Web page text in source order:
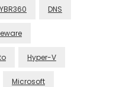
DNS
Hyper-V
Microsoft